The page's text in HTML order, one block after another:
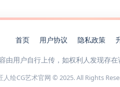
首页 用户协议 隐私政策
由用户自行上传，如权利人发现存在
人绘CG艺术官网 © 2025. All Rights